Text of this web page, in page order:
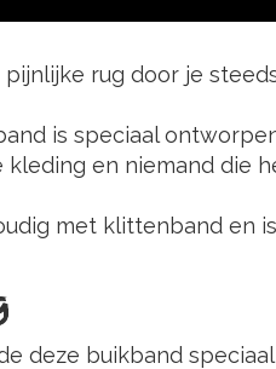
rug door je
is speciaal
kleding en niemand die
met klittenband en
deze buikband